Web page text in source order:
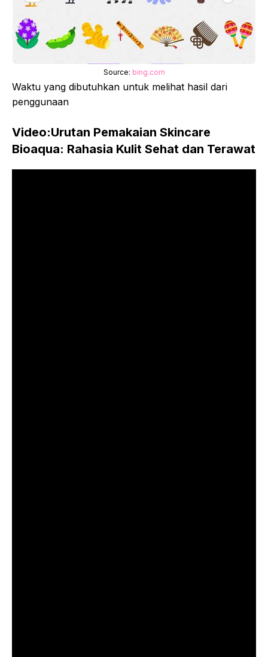
Source: bing.com
Waktu yang dibutuhkan untuk melihat hasil dari
penggunaan
Video:Urutan Pemakaian Skincare
Bioaqua: Rahasia Kulit Sehat dan Terawat